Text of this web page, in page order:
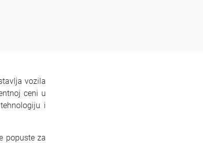
vozila
ceni u
i
popuste za